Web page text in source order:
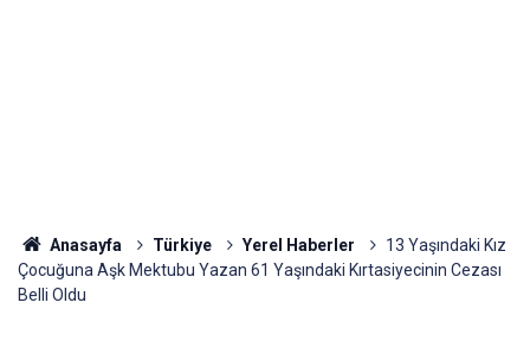
Anasayfa Türkiye Yerel Haberler
13 Yaşındaki Kız
Çocuğuna Aşk Mektubu Yazan 61 Yaşındaki Kırtasiyecinin Cezası
Belli Oldu